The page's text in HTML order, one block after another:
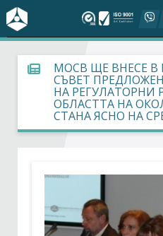
За БСК
На фокус
Актуално
Дейности
МОСВ ЩЕ ВНЕСЕ
СЪВЕТ
НА РЕГУЛАТОРНИ
ОБЛАСТТА НА
СТАНА ЯСНО НА